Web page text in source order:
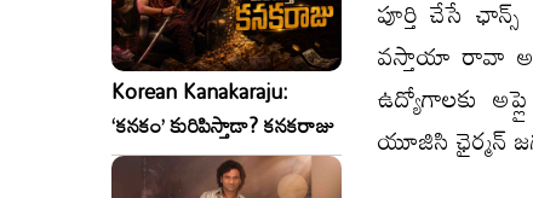
Korean Kanakaraju:
‘కనకం’ కురిపిస్తాడా? కనకరాజు
పూర్తి చేసే
వస్తాయా రావా
ఉద్యోగాలకు
యూజిసి ఛైర్మన్